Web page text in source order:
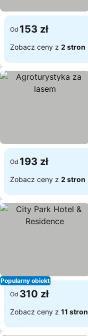
Od 153 zł
Zobacz ceny z 2 stron
Od 193 zł
Zobacz ceny z 2 stron
Popularny obiekt
Od 310 zł
Zobacz ceny z 11 stron